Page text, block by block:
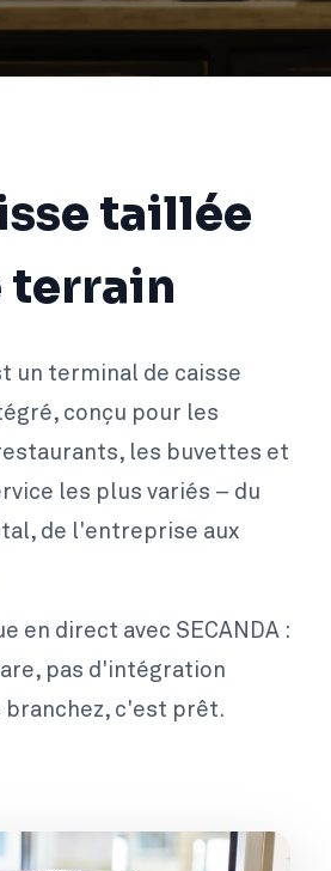
taillée
terrain
un terminal de caisse
conçu pour les
les buvettes et
les plus variés – du
de l'entreprise aux
en direct avec SECANDA :
pas d'intégration
branchez, c'est prêt.